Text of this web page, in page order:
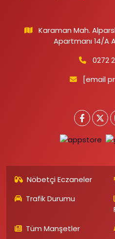
Karaman Mah.
Apartmanı 14/A
0272
[email
Nöbetçi Eczaneler
Trafik Durumu
Tüm Manşetler